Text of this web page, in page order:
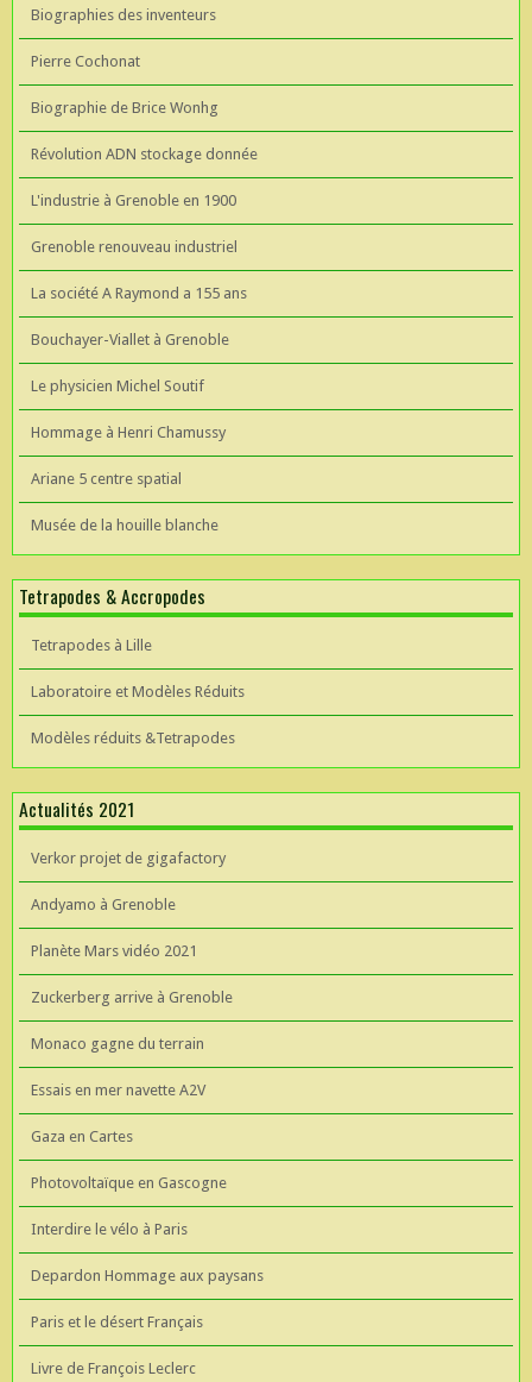
Biographies des inventeurs
Pierre Cochonat
Biographie de Brice Wonhg
Révolution ADN stockage donnée
L'industrie à Grenoble en 1900
Grenoble renouveau industriel
La société A Raymond a 155 ans
Bouchayer-Viallet à Grenoble
Le physicien Michel Soutif
Hommage à Henri Chamussy
Ariane 5 centre spatial
Musée de la houille blanche
Tetrapodes & Accropodes
Tetrapodes à Lille
Laboratoire et Modèles Réduits
Modèles réduits &Tetrapodes
Actualités 2021
Verkor projet de gigafactory
Andyamo à Grenoble
Planète Mars vidéo 2021
Zuckerberg arrive à Grenoble
Monaco gagne du terrain
Essais en mer navette A2V
Gaza en Cartes
Photovoltaïque en Gascogne
Interdire le vélo à Paris
Depardon Hommage aux paysans
Paris et le désert Français
Livre de François Leclerc